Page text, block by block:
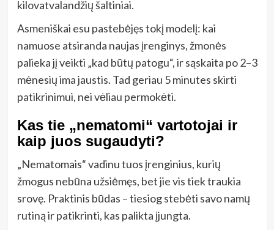
kilovatvalandžių šaltiniai.
Asmeniškai esu pastebėjęs tokį modelį: kai
namuose atsiranda naujas įrenginys, žmonės
palieka jį veikti „kad būtų patogu“, ir sąskaita po 2–3
mėnesių ima jaustis. Tad geriau 5 minutes skirti
patikrinimui, nei vėliau permokėti.
Kas tie „nematomi“ vartotojai ir
kaip juos sugaudyti?
„Nematomais“ vadinu tuos įrenginius, kurių
žmogus nebūna užsiėmęs, bet jie vis tiek traukia
srovę. Praktinis būdas – tiesiog stebėti savo namų
rutiną ir patikrinti, kas palikta įjungta.